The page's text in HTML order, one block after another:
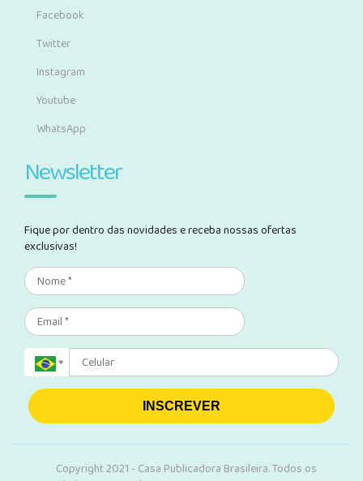
Facebook
Twitter
Instagram
Youtube
WhatsApp
Newsletter
Fique por dentro das novidades e receba nossas ofertas
exclusivas!
INSCREVER
Copyright 2021 - Casa Publicadora Brasileira. Todos os